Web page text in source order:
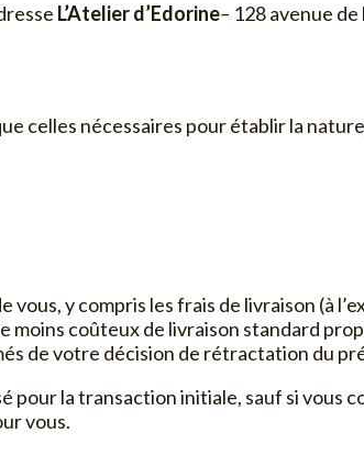
L’Atelier d’Edorine– 128 avenue
celles nécessaires pour établir la
y compris les frais de livraison (à
coûteux de livraison standard
de votre décision de rétractation du
pour la transaction initiale, sauf si vous
vous.